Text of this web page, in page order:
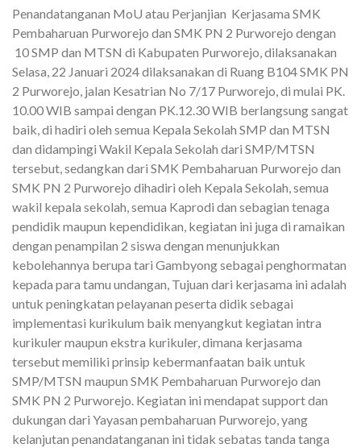
Penandatanganan MoU atau Perjanjian Kerjasama SMK
Pembaharuan Purworejo dan SMK PN 2 Purworejo dengan
10 SMP dan MTSN di Kabupaten Purworejo, dilaksanakan
Selasa, 22 Januari 2024 dilaksanakan di Ruang B104 SMK PN
2 Purworejo, jalan Kesatrian No 7/17 Purworejo, di mulai PK.
10.00 WIB sampai dengan PK.12.30 WIB berlangsung sangat
baik, di hadiri oleh semua Kepala Sekolah SMP dan MTSN
dan didampingi Wakil Kepala Sekolah dari SMP/MTSN
tersebut, sedangkan dari SMK Pembaharuan Purworejo dan
SMK PN 2 Purworejo dihadiri oleh Kepala Sekolah, semua
wakil kepala sekolah, semua Kaprodi dan sebagian tenaga
pendidik maupun kependidikan, kegiatan ini juga di ramaikan
dengan penampilan 2 siswa dengan menunjukkan
kebolehannya berupa tari Gambyong sebagai penghormatan
kepada para tamu undangan, Tujuan dari kerjasama ini adalah
untuk peningkatan pelayanan peserta didik sebagai
implementasi kurikulum baik menyangkut kegiatan intra
kurikuler maupun ekstra kurikuler, dimana kerjasama
tersebut memiliki prinsip kebermanfaatan baik untuk
SMP/MTSN maupun SMK Pembaharuan Purworejo dan
SMK PN 2 Purworejo. Kegiatan ini mendapat support dan
dukungan dari Yayasan pembaharuan Purworejo, yang
kelanjutan penandatanganan ini tidak sebatas tanda tanga